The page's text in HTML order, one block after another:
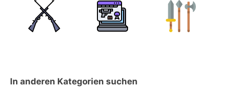
In anderen Kategorien suchen